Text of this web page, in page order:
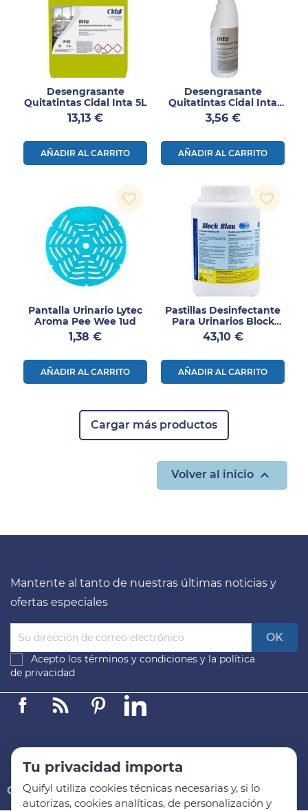
Desengrasante
Quitatintas Cidal Inta 5L
Precio
13,13 €
AÑADIR AL CARRITO
Desengrasante
Quitatintas Cidal Inta
750ml
Precio
3,56 €
AÑADIR AL CARRITO
Pantalla Urinario Lytec
Aroma Pee Wee 1ud
Precio
1,38 €
AÑADIR AL CARRITO
favorite_border
Pastillas Desinfectante
Para Urinarios Block
Blau
Precio
43,10 €
AÑADIR AL CARRITO
favorite_border
Cargar más productos
Volver al inicio 
Mantente al tanto de nuestras últimas noticias y
ofertas especiales
Acepto los términos y condiciones y la política
de privacidad
FacebookLinkedinPinterest
QUIFYL
Tu privacidad importa
Quifyl utiliza cookies técnicas necesarias y, si lo
autorizas, cookies analíticas, de personalización y